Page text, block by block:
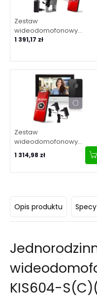
Zestaw
wideodomofonowy
HIKVISION (DS-KIS703Y-P)
1 391,17 zł
Zestaw
wideodomofonowy
Hikvision DS-KIS603-P(C)
1 314,98 zł
Opis produktu
KIS604-